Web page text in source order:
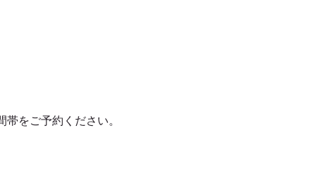
をご予約ください。